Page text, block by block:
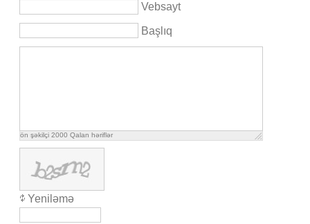
Vebsayt
Başlıq
ön şəkilçi 2000 Qalan həriflər
Yeniləmə